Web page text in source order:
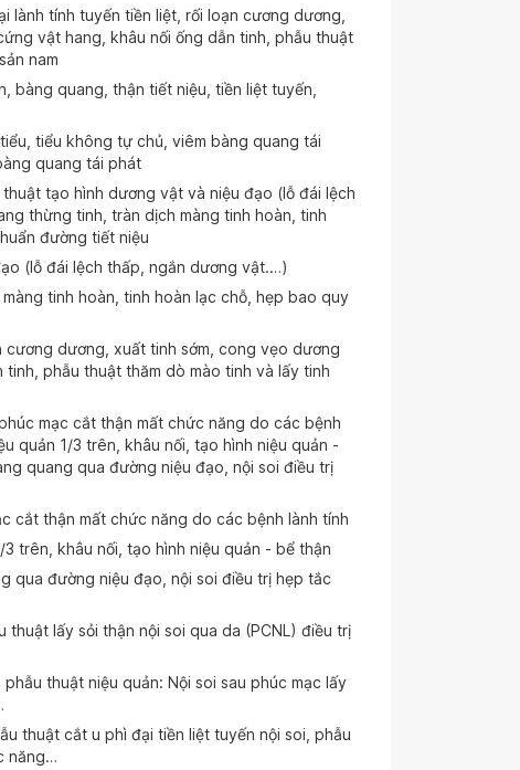
lành tính tuyến tiền liệt, rối loạn cương dương,
vật hang, khâu nối ống dẫn tinh, phẫu thuật
nam
bàng quang, thận tiết niệu, tiền liệt tuyến,
tiểu không tự chủ, viêm bàng quang tái
quang tái phát
tạo hình dương vật và niệu đạo (lỗ đái lệch
thừng tinh, tràn dịch màng tinh hoàn, tinh
đường tiết niệu
(lỗ đái lệch thấp, ngắn dương vật.…)
tinh hoàn, tinh hoàn lạc chỗ, hẹp bao quy
cương dương, xuất tinh sớm, cong vẹo dương
phẫu thuật thăm dò mào tinh và lấy tinh
mạc cắt thận mất chức năng do các bệnh
quản 1/3 trên, khâu nối, tạo hình niệu quản -
quang qua đường niệu đạo, nội soi điều trị
cắt thận mất chức năng do các bệnh lành tính
trên, khâu nối, tạo hình niệu quản - bể thận
qua đường niệu đạo, nội soi điều trị hẹp tắc
lấy sỏi thận nội soi qua da (PCNL) điều trị
thuật niệu quản: Nội soi sau phúc mạc lấy
thuật cắt u phì đại tiền liệt tuyến nội soi, phẫu
năng…